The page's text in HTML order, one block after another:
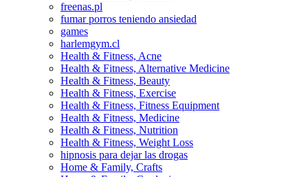
freenas.pl
fumar porros teniendo ansiedad
games
harlemgym.cl
Health & Fitness, Acne
Health & Fitness, Alternative Medicine
Health & Fitness, Beauty
Health & Fitness, Exercise
Health & Fitness, Fitness Equipment
Health & Fitness, Medicine
Health & Fitness, Nutrition
Health & Fitness, Weight Loss
hipnosis para dejar las drogas
Home & Family, Crafts